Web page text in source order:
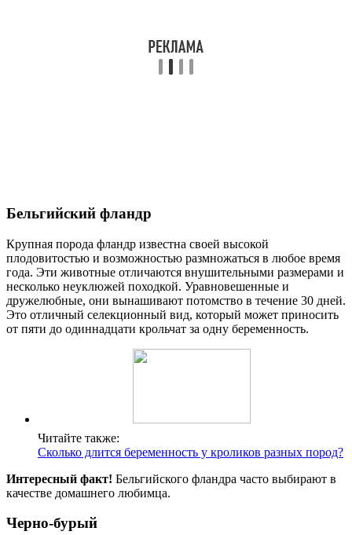
Бельгийский фландр
Крупная порода фландр известна своей высокой
плодовитостью и возможностью размножаться в любое время
года. Эти животные отличаются внушительными размерами и
несколько неуклюжей походкой. Уравновешенные и
дружелюбные, они вынашивают потомство в течение 30 дней.
Это отличный селекционный вид, который может приносить
от пяти до одиннадцати крольчат за одну беременность.
Читайте также:
Сколько длится беременность у кроликов разных пород?
Интересный факт! Бельгийского фландра часто выбирают в
качестве домашнего любимца.
Черно-бурый